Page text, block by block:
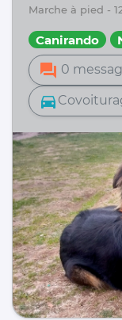
marche à pied
Canirando
forum 0
directions_car